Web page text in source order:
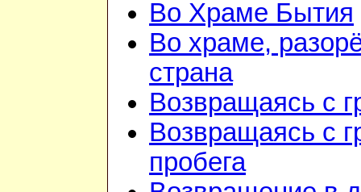
Во Храме Бытия
Во храме,
страна
Возвращаясь с
Возвращаясь с
пробега